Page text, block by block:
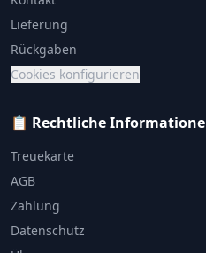
Lieferung
Rückgaben
Cookies konfigurieren
📋 Rechtliche
Treuekarte
AGB
Zahlung
Datenschutz